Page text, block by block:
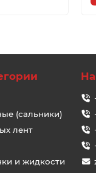
(сальники)
лент
и жидкости